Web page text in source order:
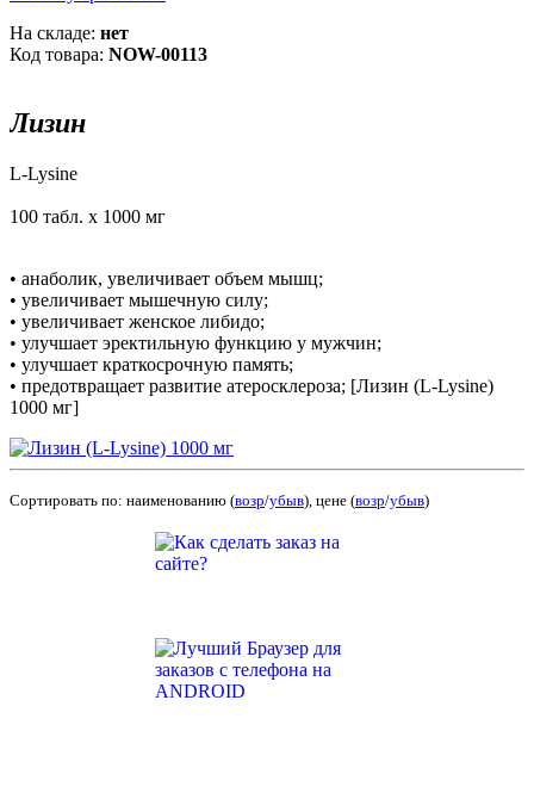
На складе: нет
Код товара: NOW-00113
Лизин
L-Lysine
100 табл. х 1000 мг
• анаболик, увеличивает объем мышц;
• увеличивает мышечную силу;
• увеличивает женское либидо;
• улучшает эректильную функцию у мужчин;
• улучшает краткосрочную память;
• предотвращает развитие атеросклероза; [Лизин (L-Lysine)
1000 мг]
Сортировать по: наименованию (возр/убыв), цене (возр/убыв)